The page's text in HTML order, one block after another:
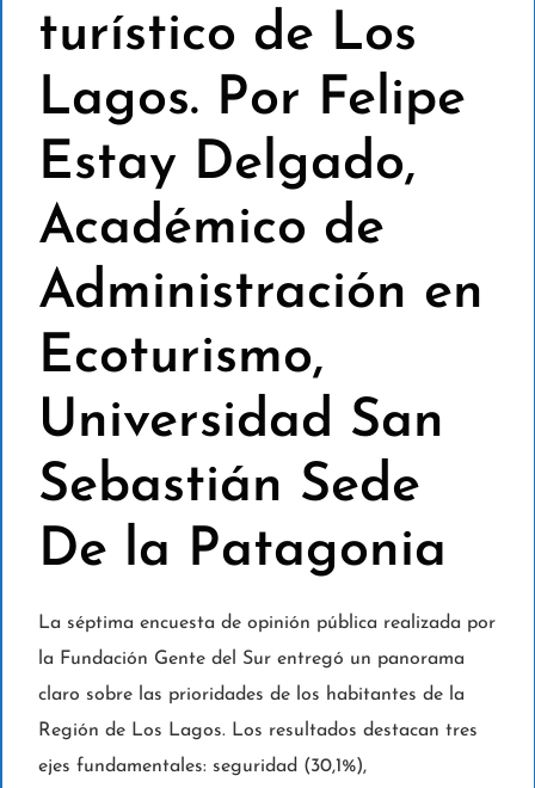
turístico de Los
Lagos. Por Felipe
Estay Delgado,
Académico de
Administración en
Ecoturismo,
Universidad San
Sebastián Sede
De la Patagonia
La séptima encuesta de opinión pública realizada por
la Fundación Gente del Sur entregó un panorama
claro sobre las prioridades de los habitantes de la
Región de Los Lagos. Los resultados destacan tres
ejes fundamentales: seguridad (30,1%),